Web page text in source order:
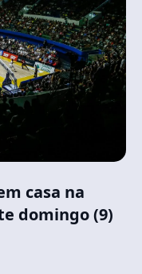
casa na
domingo (9)